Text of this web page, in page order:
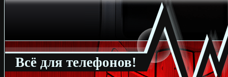
Всё для телефонов!